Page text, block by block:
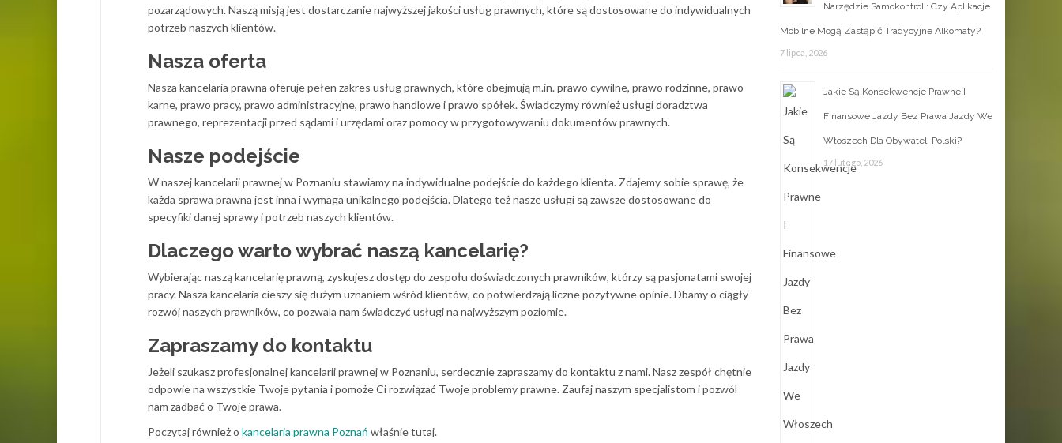
pozarządowych. Naszą misją jest dostarczanie najwyższej jakości usług prawnych, które są dostosowane do indywidualnych
potrzeb naszych klientów.
Nasza oferta
Nasza kancelaria prawna oferuje pełen zakres usług prawnych, które obejmują m.in. prawo cywilne, prawo rodzinne, prawo
karne, prawo pracy, prawo administracyjne, prawo handlowe i prawo spółek. Świadczymy również usługi doradztwa
prawnego, reprezentacji przed sądami i urzędami oraz pomocy w przygotowywaniu dokumentów prawnych.
Nasze podejście
W naszej kancelarii prawnej w Poznaniu stawiamy na indywidualne podejście do każdego klienta. Zdajemy sobie sprawę, że
każda sprawa prawna jest inna i wymaga unikalnego podejścia. Dlatego też nasze usługi są zawsze dostosowane do
specyfiki danej sprawy i potrzeb naszych klientów.
Dlaczego warto wybrać naszą kancelarię?
Wybierając naszą kancelarię prawną, zyskujesz dostęp do zespołu doświadczonych prawników, którzy są pasjonatami swojej
pracy. Nasza kancelaria cieszy się dużym uznaniem wśród klientów, co potwierdzają liczne pozytywne opinie. Dbamy o ciągły
rozwój naszych prawników, co pozwala nam świadczyć usługi na najwyższym poziomie.
Zapraszamy do kontaktu
Jeżeli szukasz profesjonalnej kancelarii prawnej w Poznaniu, serdecznie zapraszamy do kontaktu z nami. Nasz zespół chętnie
odpowie na wszystkie Twoje pytania i pomoże Ci rozwiązać Twoje problemy prawne. Zaufaj naszym specjalistom i pozwól
nam zadbać o Twoje prawa.
Poczytaj również o kancelaria prawna Poznań właśnie tutaj.
Narzędzie Samokontroli: Czy Aplikacje
Mobilne Mogą Zastąpić Tradycyjne Alkomaty?
7 lipca, 2026
Jakie Są Konsekwencje Prawne I
Finansowe Jazdy Bez Prawa Jazdy We
Włoszech Dla Obywateli Polski?
17 lutego, 2026